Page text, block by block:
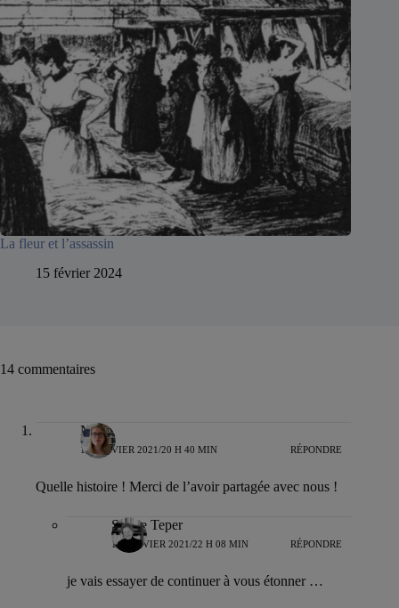
La fleur et l’assassin
15 février 2024
14 commentaires
Nelly
18 JANVIER 2021/20 H 40 MIN RÉPONDRE
Quelle histoire ! Merci de l’avoir partagée avec nous !
Sylvie Teper
18 JANVIER 2021/22 H 08 MIN RÉPONDRE
je vais essayer de continuer à vous étonner …